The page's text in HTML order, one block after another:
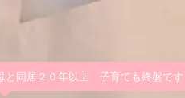
同居２０年以上 子育ても終盤です